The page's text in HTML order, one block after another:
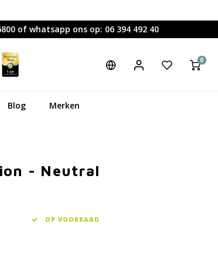
of whatsapp ons op: 06 394 492 40
0
Blog Merken
- Neutral
OP VOORRAAD